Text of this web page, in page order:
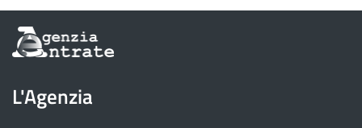
Informazioni
sul
dell'Agenzia
delle
L'Agenzia